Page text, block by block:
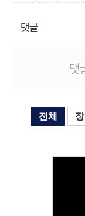
# 첨부
# 첨부
# 첨부
댓글
댓
전체